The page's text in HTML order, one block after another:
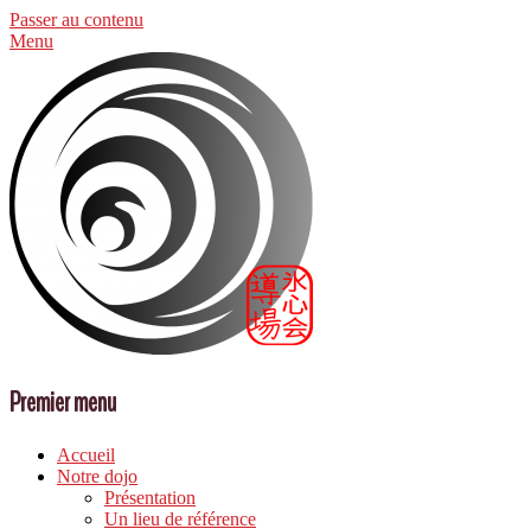
Passer au contenu
Menu
Premier menu
Accueil
Notre dojo
Présentation
Un lieu de référence